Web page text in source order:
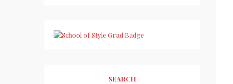
SEARCH